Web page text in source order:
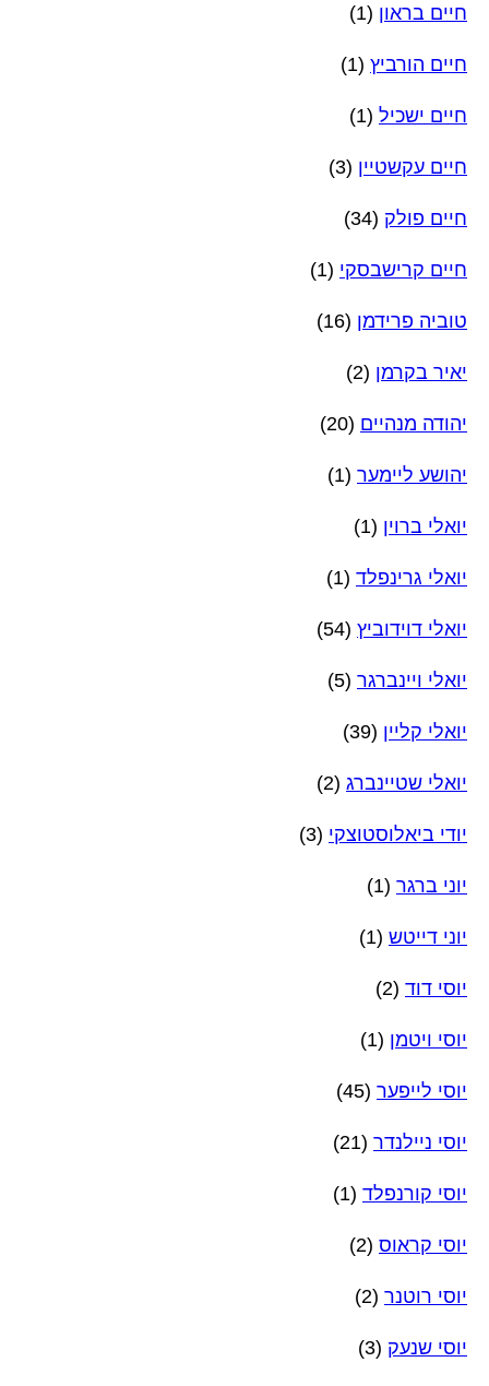
חיים בראון (1)
חיים הורביץ (1)
חיים ישכיל (1)
חיים עקשטיין (3)
חיים פולק (34)
חיים קרישבסקי (1)
טוביה פרידמן (16)
יאיר בקרמן (2)
יהודה מנהיים (20)
יהושע ליימער (1)
יואלי ברוין (1)
יואלי גרינפלד (1)
יואלי דוידוביץ (54)
יואלי ויינברגר (5)
יואלי קליין (39)
יואלי שטיינברג (2)
יודי ביאלוסטוצקי (3)
יוני ברגר (1)
יוני דייטש (1)
יוסי דוד (2)
יוסי ויטמן (1)
יוסי לייפער (45)
יוסי ניילנדר (21)
יוסי קורנפלד (1)
יוסי קראוס (2)
יוסי רוטנר (2)
יוסי שנעק (3)